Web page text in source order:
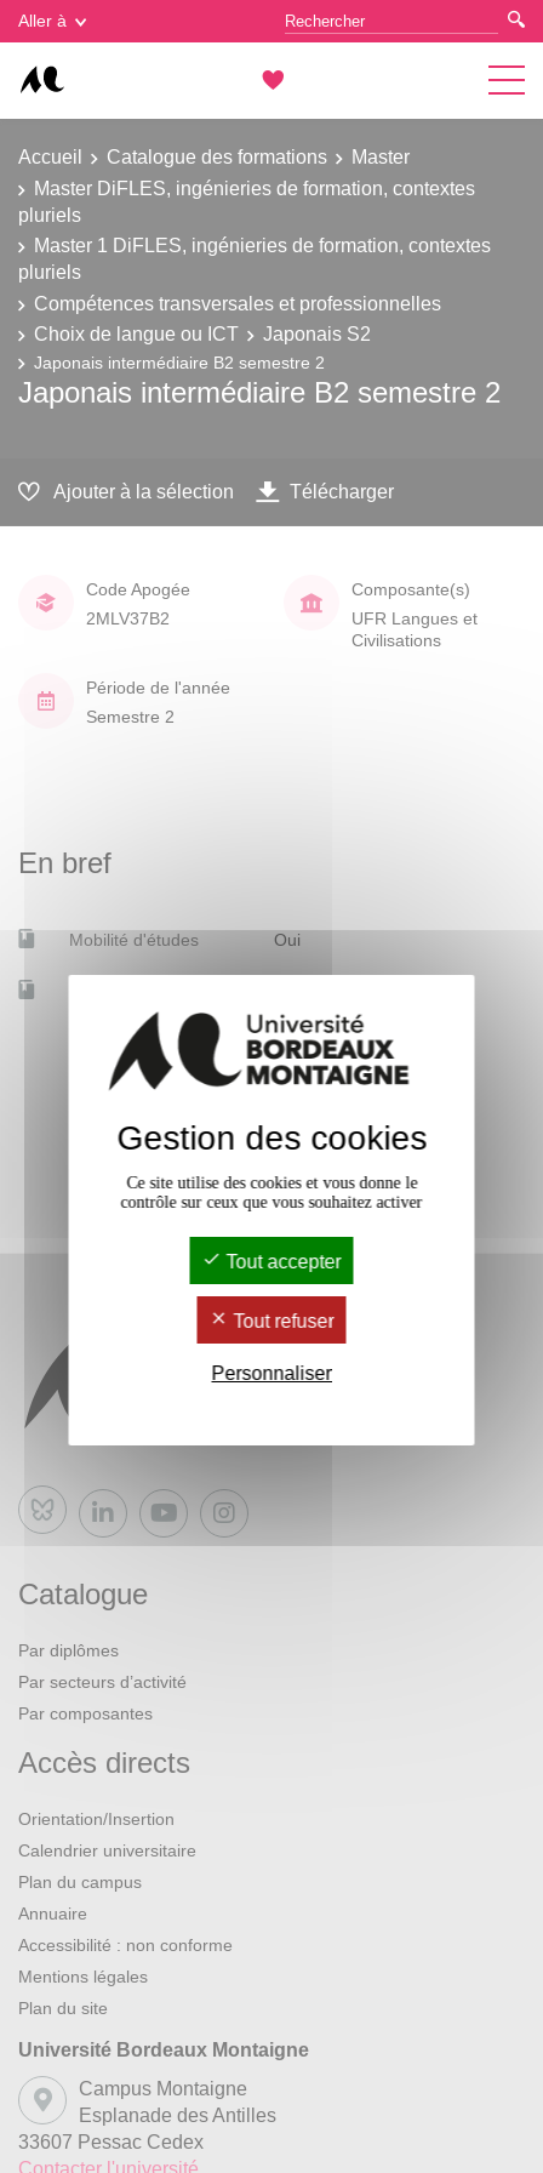
Aller à
Accueil Catalogue des formations
Master
Master DiFLES, ingénieries de formation, contextes
pluriels
Master 1 DiFLES, ingénieries de formation, contextes
pluriels
Compétences transversales et professionnelles
Choix de langue ou ICT
Japonais S2
Japonais intermédiaire B2 semestre 2
Japonais intermédiaire B2 semestre 2
Ajouter à la sélection Télécharger
Code Apogée
2MLV37B2
Composante(s)
UFR Langues et
Civilisations
Période de l'année
Semestre 2
En bref
Mobilité d'études Oui
Bluesky
Catalogue
Par diplômes
Par secteurs d’activité
Par composantes
Accès directs
Orientation/Insertion
Calendrier universitaire
Plan du campus
Annuaire
Accessibilité : non conforme
Mentions légales
Plan du site
Université Bordeaux Montaigne
Campus Montaigne
Esplanade des Antilles
33607 Pessac Cedex
Contacter l'université
Gestion des cookies
Gestion des cookies
Ce site utilise des cookies et vous donne le
contrôle sur ceux que vous souhaitez activer
Tout accepter
Tout refuser
Personnaliser